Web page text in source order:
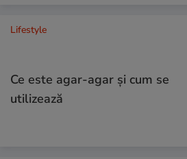
Lifestyle
Ce este agar-agar și cum se
utilizează